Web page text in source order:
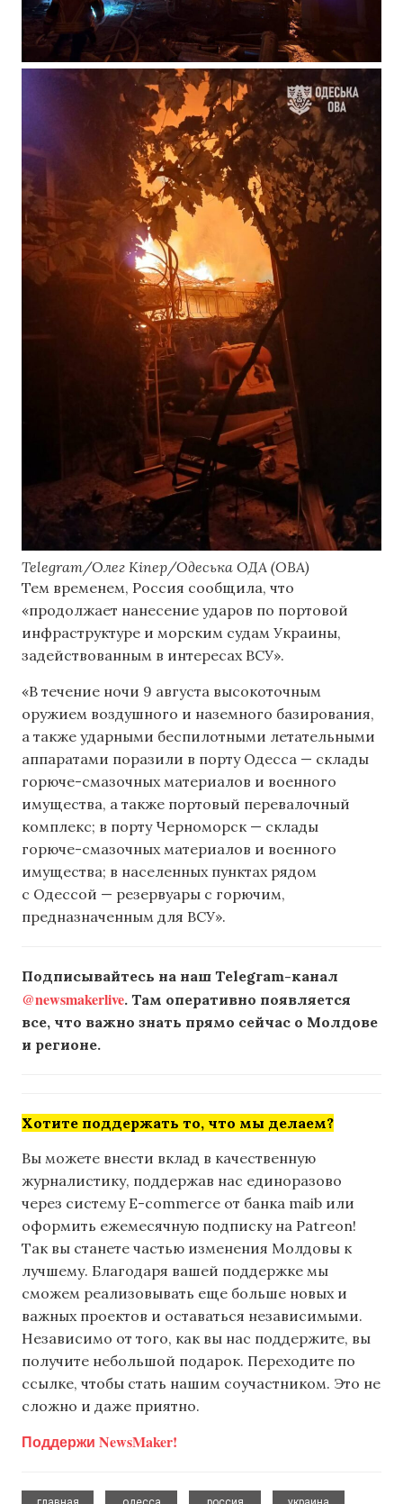
Telegram/Олег Кіпер/Одеська ОДА (ОВА)
Тем временем, Россия сообщила, что
«продолжает нанесение ударов по портовой
инфраструктуре и морским судам Украины,
задействованным в интересах ВСУ».
«В течение ночи 9 августа высокоточным
оружием воздушного и наземного базирования,
а также ударными беспилотными летательными
аппаратами поразили в порту Одесса — склады
горюче-смазочных материалов и военного
имущества, а также портовый перевалочный
комплекс; в порту Черноморск — склады
горюче-смазочных материалов и военного
имущества; в населенных пунктах рядом
с Одессой — резервуары с горючим,
предназначенным для ВСУ».
Подписывайтесь на наш Telegram-канал
@newsmakerlive. Там оперативно появляется
все, что важно знать прямо сейчас о Молдове
и регионе.
Хотите поддержать то, что мы делаем?
Вы можете внести вклад в качественную
журналистику, поддержав нас единоразово
через систему E-commerce от банка maib или
оформить ежемесячную подписку на Patreon!
Так вы станете частью изменения Молдовы к
лучшему. Благодаря вашей поддержке мы
сможем реализовывать еще больше новых и
важных проектов и оставаться независимыми.
Независимо от того, как вы нас поддержите, вы
получите небольшой подарок. Переходите по
ссылке, чтобы стать нашим соучастником. Это не
сложно и даже приятно.
Поддержи NewsMaker!